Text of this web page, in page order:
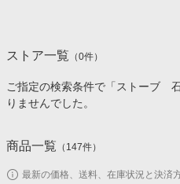
カテゴリー一覧
百貨店・総合ECモール
食品・スイーツ・お酒
イベント一覧
初回購入者限定特典
対象ストア新規限定特典
ストア一覧 （0件）
ご指定の検索条件で「ストーブ
りませんでした。
商品一覧 （ 147件）
最新の価格、送料、在庫状況と決済